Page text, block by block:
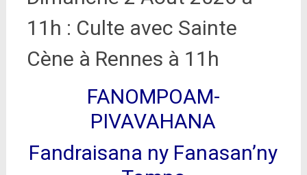
11h : Culte avec Sainte
Cène à Rennes à 11h
FANOMPOAM-
PIVAVAHANA
Fandraisana ny Fanasan’ny